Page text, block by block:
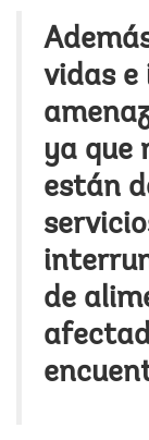
vidas e
ya que
están
de